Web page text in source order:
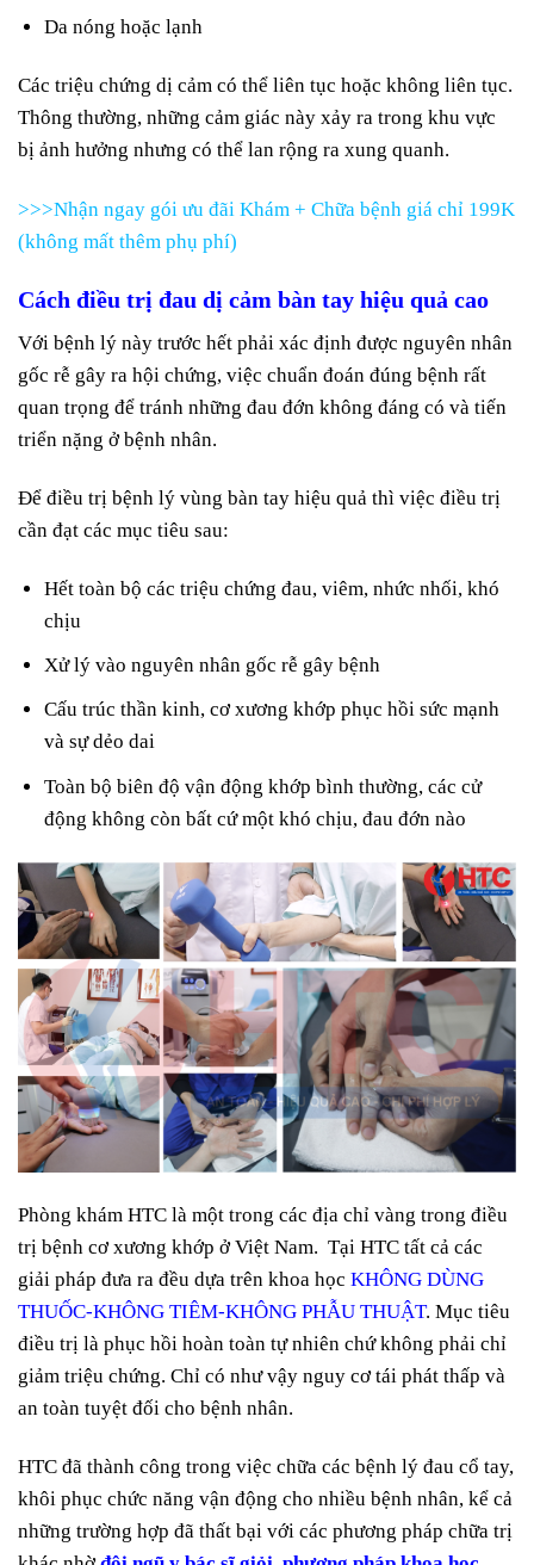
Da nóng hoặc lạnh
Các triệu chứng dị cảm có thể liên tục hoặc không liên tục.
Thông thường, những cảm giác này xảy ra trong khu vực
bị ảnh hưởng nhưng có thể lan rộng ra xung quanh.
>>>Nhận ngay gói ưu đãi Khám + Chữa bệnh giá chỉ 199K
(không mất thêm phụ phí)
Cách điều trị đau dị cảm bàn tay hiệu quả cao
Với bệnh lý này trước hết phải xác định được nguyên nhân
gốc rễ gây ra hội chứng, việc chuẩn đoán đúng bệnh rất
quan trọng để tránh những đau đớn không đáng có và tiến
triển nặng ở bệnh nhân.
Để điều trị bệnh lý vùng bàn tay hiệu quả thì việc điều trị
cần đạt các mục tiêu sau:
Hết toàn bộ các triệu chứng đau, viêm, nhức nhối, khó
chịu
Xử lý vào nguyên nhân gốc rễ gây bệnh
Cấu trúc thần kinh, cơ xương khớp phục hồi sức mạnh
và sự dẻo dai
Toàn bộ biên độ vận động khớp bình thường, các cử
động không còn bất cứ một khó chịu, đau đớn nào
Phòng khám HTC là một trong các địa chỉ vàng trong điều
trị bệnh cơ xương khớp ở Việt Nam. Tại HTC tất cả các
giải pháp đưa ra đều dựa trên khoa học KHÔNG DÙNG
THUỐC-KHÔNG TIÊM-KHÔNG PHẪU THUẬT. Mục tiêu
điều trị là phục hồi hoàn toàn tự nhiên chứ không phải chỉ
giảm triệu chứng. Chỉ có như vậy nguy cơ tái phát thấp và
an toàn tuyệt đối cho bệnh nhân.
HTC đã thành công trong việc chữa các bệnh lý đau cổ tay,
khôi phục chức năng vận động cho nhiều bệnh nhân, kể cả
những trường hợp đã thất bại với các phương pháp chữa trị